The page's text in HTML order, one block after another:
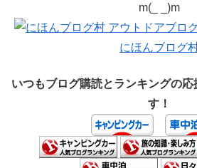
m(_ _)m
にほんブログ
いつもブログ購読とランキングの応
す！